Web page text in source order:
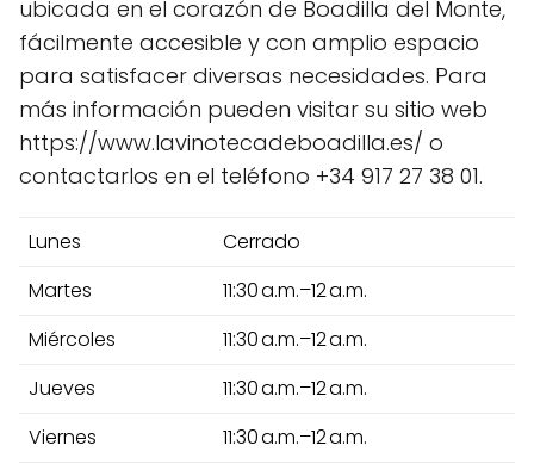
ubicada en el corazón de Boadilla del Monte,
fácilmente accesible y con amplio espacio
para satisfacer diversas necesidades. Para
más información pueden visitar su sitio web
https://www.lavinotecadeboadilla.es/ o
contactarlos en el teléfono +34 917 27 38 01.
Lunes
Cerrado
Martes
11:30 a.m.–12 a.m.
Miércoles
11:30 a.m.–12 a.m.
Jueves
11:30 a.m.–12 a.m.
Viernes
11:30 a.m.–12 a.m.